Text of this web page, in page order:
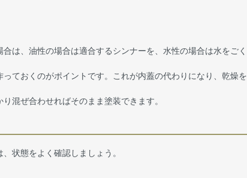
は、油性の場合は適合するシンナーを、水性の場合は水をごく
ておくのがポイントです。これが内蓋の代わりになり、乾燥を
混ぜ合わせればそのまま塗装できます。
状態をよく確認しましょう。